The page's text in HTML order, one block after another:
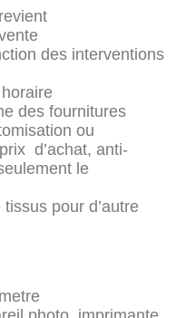
des interventions
des fournitures
ou
d’achat, anti-
le
pour d’autre